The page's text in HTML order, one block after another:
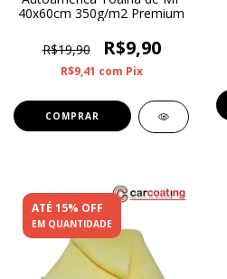
40x60cm 350g/m2 Premium
R$19,90 R$9,90
R$9,41 com Pix
ATÉ 15% OFF
EM QUANTIDADE